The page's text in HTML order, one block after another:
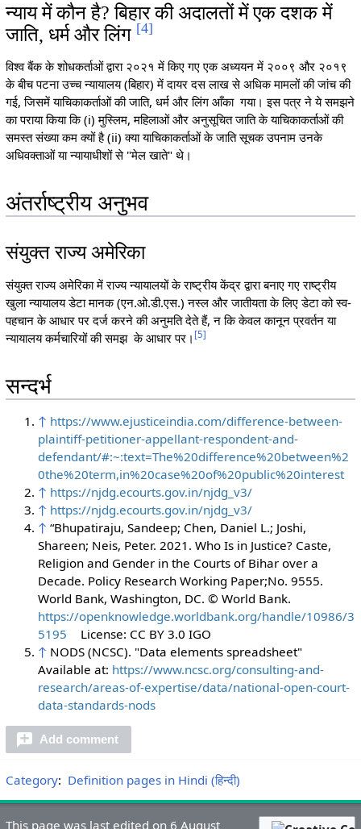
न्याय में कौन है? बिहार की अदालतों में एक दशक में
जाति, धर्म और लिंग [4]
विश्व बैंक के शोधकर्ताओं द्वारा २०२१ में किए गए एक अध्ययन में २००९ और २०१९
के बीच पटना उच्च न्यायालय (बिहार) में दायर दस लाख से अधिक मामलों की जांच की
गई, जिसमें याचिकाकर्ताओं की जाति, धर्म और लिंग आँका गया। इस पत्र ने ये समझने
का पराया किया कि (i) मुस्लिम, महिलाओं और अनुसूचित जाति के याचिकाकर्ताओं की
समस्त संख्या कम क्यों है (ii) क्या याचिकाकर्ताओं के जाति सूचक उपनाम उनके
अधिवक्ताओं या न्यायाधीशों से "मेल खाते" थे।
अंतर्राष्ट्रीय अनुभव
संयुक्त राज्य अमेरिका
संयुक्त राज्य अमेरिका में राज्य न्यायालयों के राष्ट्रीय केंद्र द्वारा बनाए गए राष्ट्रीय
खुला न्यायालय डेटा मानक (एन.ओ.डी.एस.) नस्ल और जातीयता के लिए डेटा को स्व-
पहचान के आधार पर दर्ज करने की अनुमति देते हैं, न कि केवल कानून प्रवर्तन या
न्यायालय कर्मचारियों की समझ के आधार पर। [5]
सन्दर्भ
↑ https://www.ejusticeindia.com/difference-between-
plaintiff-petitioner-appellant-respondent-and-
defendant/#:~:text=The%20difference%20between%2
0the%20term,in%20case%20of%20public%20interest
↑ https://njdg.ecourts.gov.in/njdg_v3/
↑ https://njdg.ecourts.gov.in/njdg_v3/
↑ “Bhupatiraju, Sandeep; Chen, Daniel L.; Joshi,
Shareen; Neis, Peter. 2021. Who Is in Justice? Caste,
Religion and Gender in the Courts of Bihar over a
Decade. Policy Research Working Paper;No. 9555.
World Bank, Washington, DC. © World Bank.
https://openknowledge.worldbank.org/handle/10986/3
5195
License: CC BY 3.0 IGO
↑ NODS (NCSC). "Data elements spreadsheet"
Available at: https://www.ncsc.org/consulting-and-
research/areas-of-expertise/data/national-open-court-
data-standards-nods
Add comment
Category: Definition pages in Hindi (हिन्दी)
This page was last edited on 6 August